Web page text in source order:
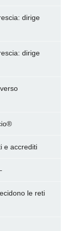
dirige
dirige
e accrediti
le reti